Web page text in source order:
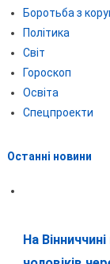
Боротьба з
Політика
Світ
Гороскоп
Освіта
Спецпроекти
Останні новини
На